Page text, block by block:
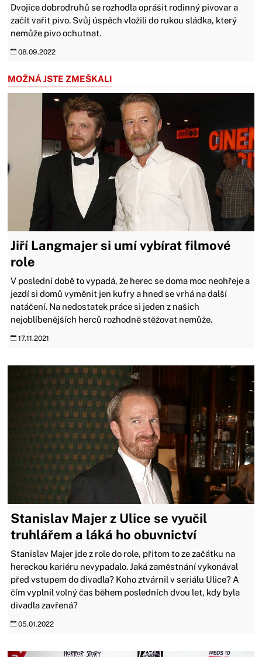
Dvojice dobrodruhů se rozhodla oprášit rodinný pivovar a
začít vařit pivo. Svůj úspěch vložili do rukou sládka, který
nemůže pivo ochutnat.
08.09.2022
MOŽNÁ JSTE ZMEŠKALI
Jiří Langmajer si umí vybírat filmové
role
V poslední době to vypadá, že herec se doma moc neohřeje a
jezdí si domů vyměnit jen kufry a hned se vrhá na další
natáčení. Na nedostatek práce si jeden z našich
nejoblíbenějších herců rozhodně stěžovat nemůže.
17.11.2021
Stanislav Majer z Ulice se vyučil
truhlářem a láká ho obuvnictví
Stanislav Majer jde z role do role, přitom to ze začátku na
hereckou kariéru nevypadalo. Jaká zaměstnání vykonával
před vstupem do divadla? Koho ztvárnil v seriálu Ulice? A
čím vyplnil volný čas během posledních dvou let, kdy byla
divadla zavřená?
05.01.2022